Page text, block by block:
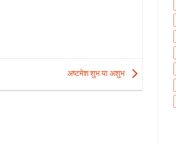
अष्टमेश शुभ या अशुभ